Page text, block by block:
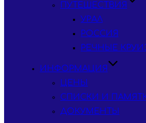
ПУТЕШЕСТВИЯ
УРАЛ
РОССИЯ
РЕЧНЫЕ
ИНФОРМАЦИЯ
ЦЕНЫ
СПИСКИ И
ДОКУМЕНТЫ